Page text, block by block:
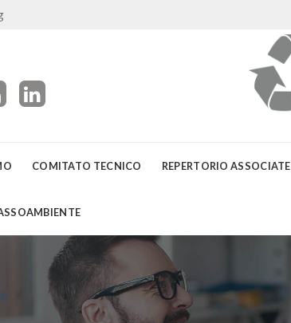
COMITATO TECNICO REPERTORIO ASSOCIATE